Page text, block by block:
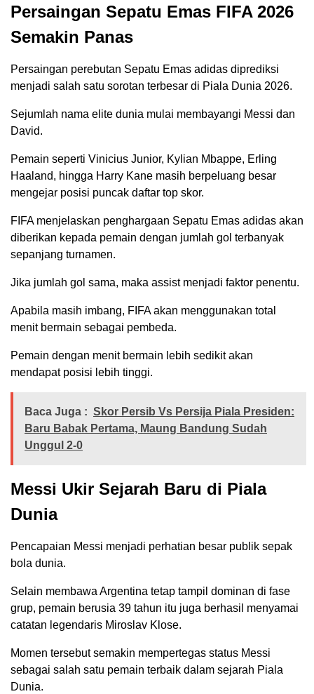
Persaingan Sepatu Emas FIFA 2026
Semakin Panas
Persaingan perebutan Sepatu Emas adidas diprediksi
menjadi salah satu sorotan terbesar di Piala Dunia 2026.
Sejumlah nama elite dunia mulai membayangi Messi dan
David.
Pemain seperti Vinicius Junior, Kylian Mbappe, Erling
Haaland, hingga Harry Kane masih berpeluang besar
mengejar posisi puncak daftar top skor.
FIFA menjelaskan penghargaan Sepatu Emas adidas akan
diberikan kepada pemain dengan jumlah gol terbanyak
sepanjang turnamen.
Jika jumlah gol sama, maka assist menjadi faktor penentu.
Apabila masih imbang, FIFA akan menggunakan total
menit bermain sebagai pembeda.
Pemain dengan menit bermain lebih sedikit akan
mendapat posisi lebih tinggi.
Baca Juga : Skor Persib Vs Persija Piala Presiden:
Baru Babak Pertama, Maung Bandung Sudah
Unggul 2-0
Messi Ukir Sejarah Baru di Piala
Dunia
Pencapaian Messi menjadi perhatian besar publik sepak
bola dunia.
Selain membawa Argentina tetap tampil dominan di fase
grup, pemain berusia 39 tahun itu juga berhasil menyamai
catatan legendaris Miroslav Klose.
Momen tersebut semakin mempertegas status Messi
sebagai salah satu pemain terbaik dalam sejarah Piala
Dunia.